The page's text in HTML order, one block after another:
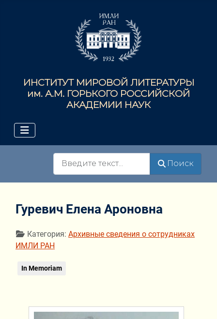
ИНСТИТУТ МИРОВОЙ ЛИТЕРАТУРЫ
им. А.М. ГОРЬКОГО РОССИЙСКОЙ
АКАДЕМИИ НАУК
Поиск
Гуревич Елена Ароновна
Информация о материале
Категория: Архивные сведения о сотрудниках
ИМЛИ РАН
In Memoriam